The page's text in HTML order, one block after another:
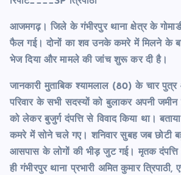
आजमगढ़। जिले के गंभीरपुर थाना क्षेत्र के
फैल गई। दोनों का शव उनके कमरे में मिलने के
भेज दिया और मामले की जांच शुरू कर दी है।
जानकारी मुताबिक श्यामलाल (80) के चार पुत्र
परिवार के सभी सदस्यों को बुलाकर अपनी
को लेकर बुजुर्ग दंपत्ति से विवाद किया था।
कमरे में सोने चले गए। शनिवार सुबह जब छोटी
आसपास के लोगों की भीड़ जुट गई। मृतक दंपत्ति
ही गंभीरपुर थाना प्रभारी अमित कुमार